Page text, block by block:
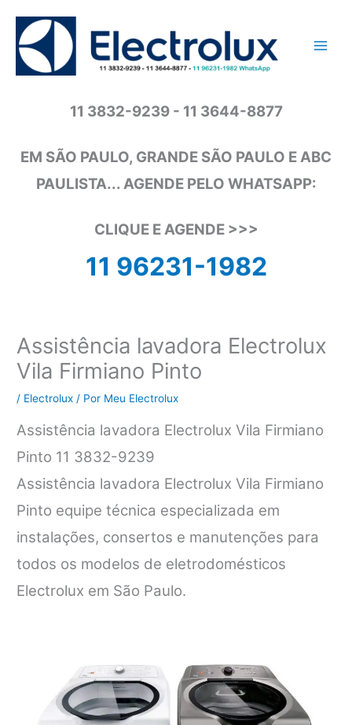
conteúdo
11 3832-9239 - 11 3644-8877
EM SÃO PAULO, GRANDE SÃO PAULO E ABC
PAULISTA... AGENDE PELO WHATSAPP:
CLIQUE E AGENDE >>>
11 96231-1982
Assistência lavadora Electrolux
Vila Firmiano Pinto
/ Electrolux / Por Meu Electrolux
Assistência lavadora Electrolux Vila Firmiano
Pinto 11 3832-9239
Assistência lavadora Electrolux Vila Firmiano
Pinto equipe técnica especializada em
instalações, consertos e manutenções para
todos os modelos de eletrodomésticos
Electrolux em São Paulo.